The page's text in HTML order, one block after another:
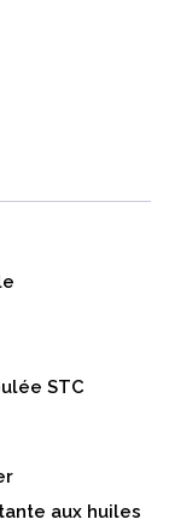
STC
aux huiles